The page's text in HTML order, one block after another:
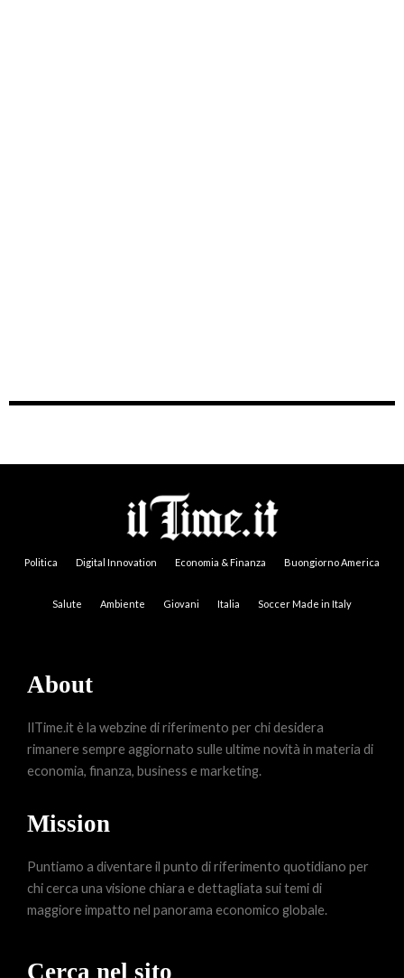
Politica Digital Innovation Economia & Finanza Buongiorno America
Salute Ambiente Giovani Italia Soccer Made in Italy
About
IlTime.it è la webzine di riferimento per chi desidera
rimanere sempre aggiornato sulle ultime novità in materia di
economia, finanza, business e marketing.
Mission
Puntiamo a diventare il punto di riferimento quotidiano per
chi cerca una visione chiara e dettagliata sui temi di
maggiore impatto nel panorama economico globale.
Cerca nel sito